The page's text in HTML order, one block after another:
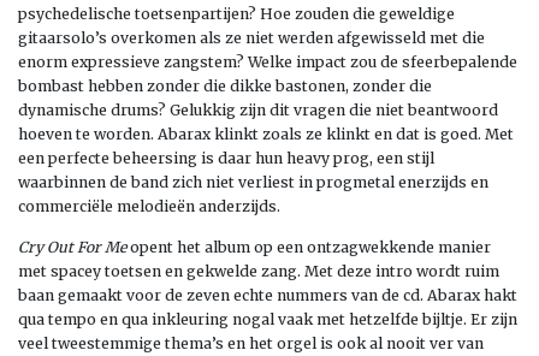
psychedelische toetsenpartijen? Hoe zouden die geweldige
gitaarsolo’s overkomen als ze niet werden afgewisseld met die
enorm expressieve zangstem? Welke impact zou de sfeerbepalende
bombast hebben zonder die dikke bastonen, zonder die
dynamische drums? Gelukkig zijn dit vragen die niet beantwoord
hoeven te worden. Abarax klinkt zoals ze klinkt en dat is goed. Met
een perfecte beheersing is daar hun heavy prog, een stijl
waarbinnen de band zich niet verliest in progmetal enerzijds en
commerciële melodieën anderzijds.
Cry Out For Meopent het album op een ontzagwekkende manier
met spacey toetsen en gekwelde zang. Met deze intro wordt ruim
baan gemaakt voor de zeven echte nummers van de cd. Abarax hakt
qua tempo en qua inkleuring nogal vaak met hetzelfde bijltje. Er zijn
veel tweestemmige thema’s en het orgel is ook al nooit ver van